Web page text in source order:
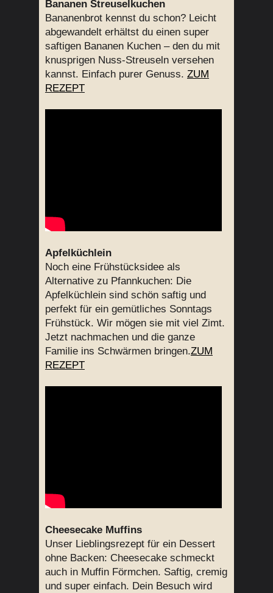
Bananen Streuselkuchen
Bananenbrot kennst du schon? Leicht
abgewandelt erhältst du einen super
saftigen Bananen Kuchen – den du mit
knusprigen Nuss-Streuseln versehen
kannst. Einfach purer Genuss. ZUM
REZEPT
Apfelküchlein
Noch eine Frühstücksidee als
Alternative zu Pfannkuchen: Die
Apfelküchlein sind schön saftig und
perfekt für ein gemütliches Sonntags
Frühstück. Wir mögen sie mit viel Zimt.
Jetzt nachmachen und die ganze
Familie ins Schwärmen bringen.ZUM
REZEPT
Cheesecake Muffins
Unser Lieblingsrezept für ein Dessert
ohne Backen: Cheesecake schmeckt
auch in Muffin Förmchen. Saftig, cremig
und super einfach. Dein Besuch wird